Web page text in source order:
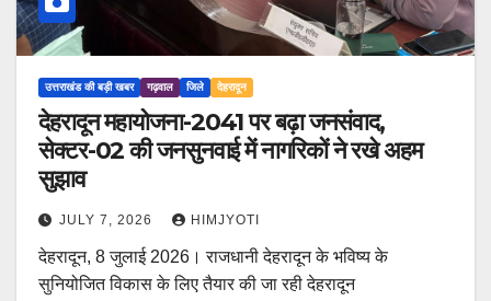
उत्तराखंड की बड़ी खबर गढ़वाल जिले देहरादून
देहरादून महायोजना-2041 पर बढ़ा जनसंवाद,
सेक्टर-02 की जनसुनवाई में नागरिकों ने रखे अहम
सुझाव
JULY 7, 2026 HIMJYOTI
देहरादून, 8 जुलाई 2026। राजधानी देहरादून के भविष्य के
सुनियोजित विकास के लिए तैयार की जा रही देहरादून